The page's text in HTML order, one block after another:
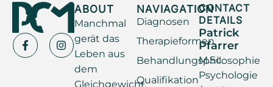
ABOUT
Manchmal
gerät das
Leben aus
dem
Gleichgewicht.
NAVIAGATION
Diagnosen
Therapieformen
Behandlungsphilosophie
Qualifikation
CONTACT
DETAILS
Patrick
Pfarrer
M.Sc.
Psychologie